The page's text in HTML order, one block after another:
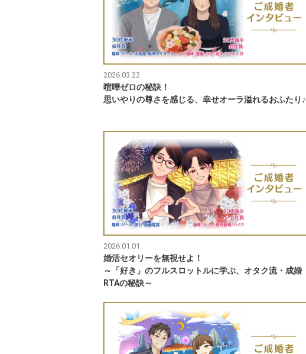
2026.03.22
喧嘩ゼロの秘訣！
思いやりの尊さを感じる、幸せオーラ溢れるおふたり♪
2026.01.01
婚活セオリーを無視せよ！
～「好き」のフルスロットルに学ぶ、オタク流・成婚
RTAの秘訣～